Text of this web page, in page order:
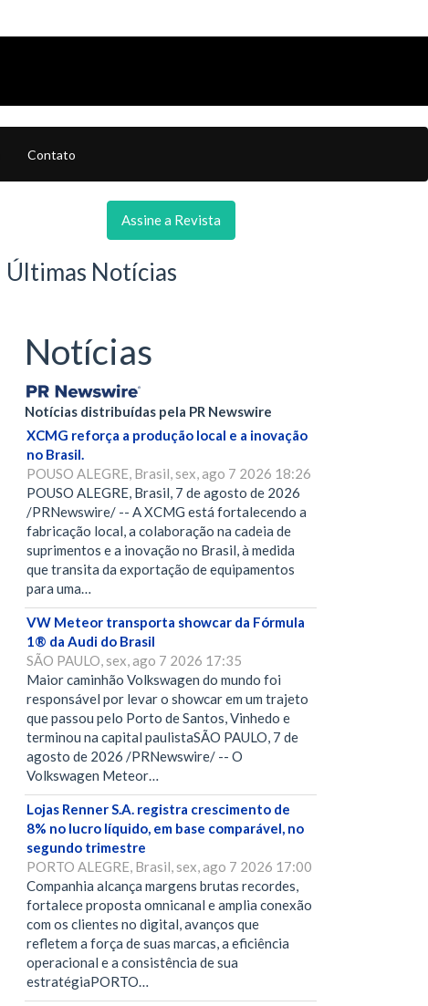
Contato
Assine a Revista
Últimas Notícias
Notícias
Notícias distribuídas pela PR Newswire
XCMG reforça a produção local e a inovação
no Brasil.
POUSO ALEGRE, Brasil, sex, ago 7 2026 18:26
POUSO ALEGRE, Brasil, 7 de agosto de 2026
/PRNewswire/ -- A XCMG está fortalecendo a
fabricação local, a colaboração na cadeia de
suprimentos e a inovação no Brasil, à medida
que transita da exportação de equipamentos
para uma…
VW Meteor transporta showcar da Fórmula
1® da Audi do Brasil
SÃO PAULO, sex, ago 7 2026 17:35
Maior caminhão Volkswagen do mundo foi
responsável por levar o showcar em um trajeto
que passou pelo Porto de Santos, Vinhedo e
terminou na capital paulistaSÃO PAULO, 7 de
agosto de 2026 /PRNewswire/ -- O
Volkswagen Meteor…
Lojas Renner S.A. registra crescimento de
8% no lucro líquido, em base comparável, no
segundo trimestre
PORTO ALEGRE, Brasil, sex, ago 7 2026 17:00
Companhia alcança margens brutas recordes,
fortalece proposta omnicanal e amplia conexão
com os clientes no digital, avanços que
refletem a força de suas marcas, a eficiência
operacional e a consistência de sua
estratégiaPORTO…